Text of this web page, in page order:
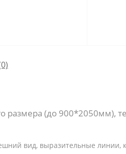
размера (до 900*2050мм),
вид, выразительные линии,